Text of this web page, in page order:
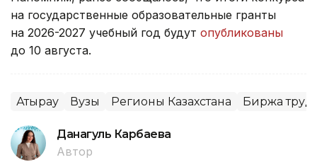
на государственные образовательные гранты
на 2026-2027 учебный год будут опубликованы
до 10 августа.
Атырау Вузы Регионы Казахстана Биржа
Данагуль Карбаева
Автор